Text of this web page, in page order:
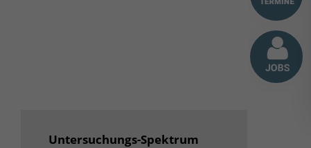
Untersuchungs-Spektrum